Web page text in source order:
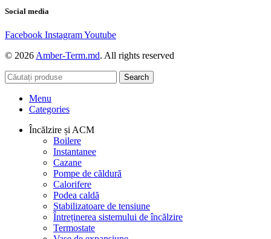
Social media
Facebook InstagramYoutube
© 2026 Amber-Term.md. All rights reserved
Search
Menu
Categories
Încălzire și ACM
Boilere
Instantanee
Cazane
Pompe de căldură
Calorifere
Podea caldă
Stabilizatoare de tensiune
Întreținerea sistemului de încălzire
Termostate